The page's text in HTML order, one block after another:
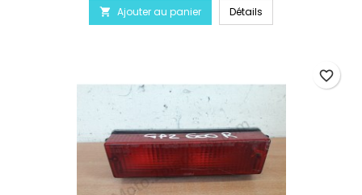
 Ajouter au panier Détails
favorite_border